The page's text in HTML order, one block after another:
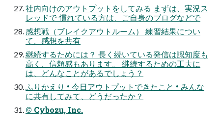
社内向けのアウトプットをしてみる まずは、実況ス
レッドで 慣れている方は、ご自身のブログなどで
感想戦（ブレイクアウトルーム） 練習結果につい
て、感想を共有
継続するためには？ 長く続いている発信は認知度も
高く、信頼感もあります。 継続するための工夫に
は、どんなことがあるでしょう？
ふりかえり • 今日アウトプットできたこと • みんな
に共有してみて、どうだったか？
©️ Cybozu, Inc.